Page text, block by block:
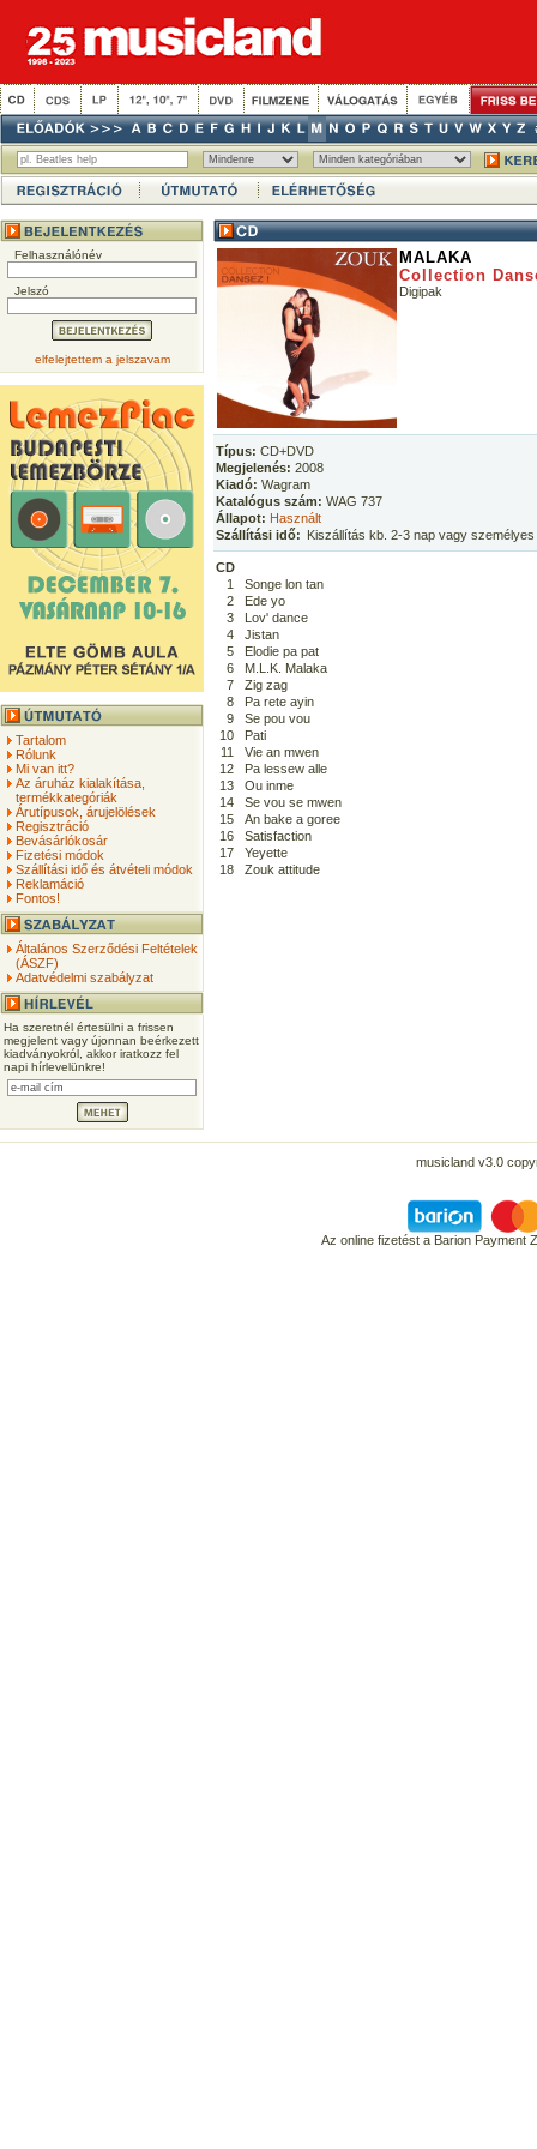
Felhasználónév
Jelszó
elfelejtettem a jelszavam
Tartalom
Rólunk
Mi van itt?
Az áruház kialakítása,
termékkategóriák
Árutípusok, árujelölések
Regisztráció
Bevásárlókosár
Fizetési módok
Szállítási idő és átvételi módok
Reklamáció
Fontos!
Általános Szerződési Feltételek
(ÁSZF)
Adatvédelmi szabályzat
Ha szeretnél értesülni a frissen
megjelent vagy újonnan beérkezett
kiadványokról, akkor iratkozz fel
napi hírlevelünkre!
MALAKA
Collection
Digipak
Típus: CD+DVD
Megjelenés: 2008
Kiadó: Wagram
Katalógus szám: WAG 737
Állapot: Használt
Szállítási idő: Kiszállítás kb. 2-3 nap vagy
CD
1
Songe lon tan
2
Ede yo
3
Lov' dance
4
Jistan
5
Elodie pa pat
6
M.L.K. Malaka
7
Zig zag
8
Pa rete ayin
9
Se pou vou
10
Pati
11
Vie an mwen
12
Pa lessew alle
13
Ou inme
14
Se vou se mwen
15
An bake a goree
16
Satisfaction
17
Yeyette
18
Zouk attitude
musicland v3.0
Az online fizetést a Barion Payment